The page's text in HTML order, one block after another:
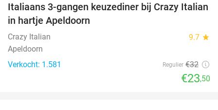
27%
Italiaans 3-gangen keuzediner bij Crazy Italian
in hartje Apeldoorn
Crazy Italian 9.7 star
Apeldoorn
Verkocht: 1.581
Regulier €32
€23,50